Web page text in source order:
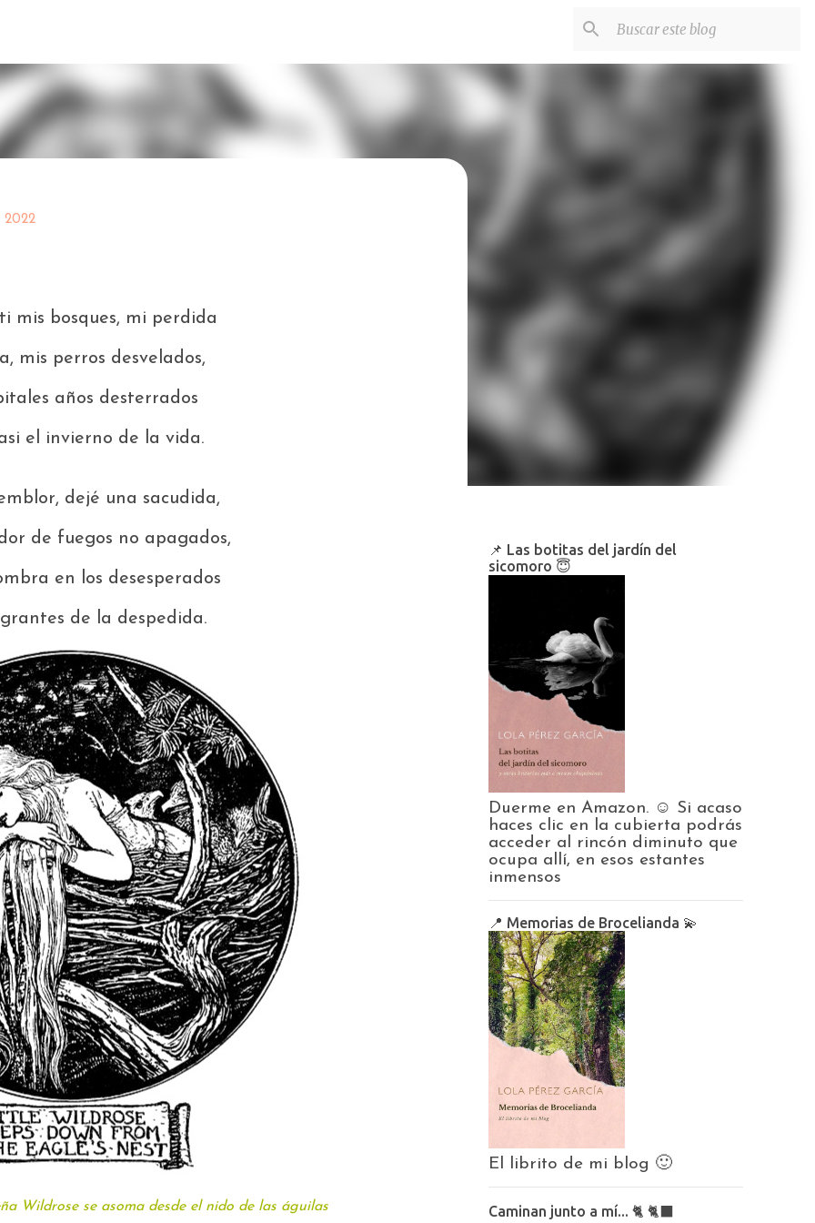
2022
mis bosques, mi perdida
mis perros desvelados,
años desterrados
el invierno de la vida.
dejé una sacudida,
de fuegos no apagados,
en los desesperados
de la despedida.
Wildrose se asoma desde el nido de las águilas
📌 Las botitas del jardín del
sicomoro 😇
Duerme en Amazon. ☺️ Si acaso
haces clic en la cubierta podrás
acceder al rincón diminuto que
ocupa allí, en esos estantes
inmensos
📍 Memorias de Brocelianda 💫
El librito de mi blog 🙂
Caminan junto a mí... 🐈 🐈‍⬛